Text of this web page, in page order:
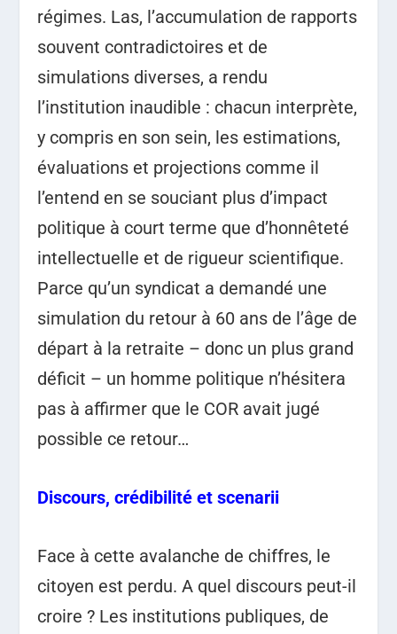
régimes. Las, l’accumulation de rapports
souvent contradictoires et de
simulations diverses, a rendu
l’institution inaudible : chacun interprète,
y compris en son sein, les estimations,
évaluations et projections comme il
l’entend en se souciant plus d’impact
politique à court terme que d’honnêteté
intellectuelle et de rigueur scientifique.
Parce qu’un syndicat a demandé une
simulation du retour à 60 ans de l’âge de
départ à la retraite – donc un plus grand
déficit – un homme politique n’hésitera
pas à affirmer que le COR avait jugé
possible ce retour…
Discours, crédibilité et scenarii
Face à cette avalanche de chiffres, le
citoyen est perdu. A quel discours peut-il
croire ? Les institutions publiques, de